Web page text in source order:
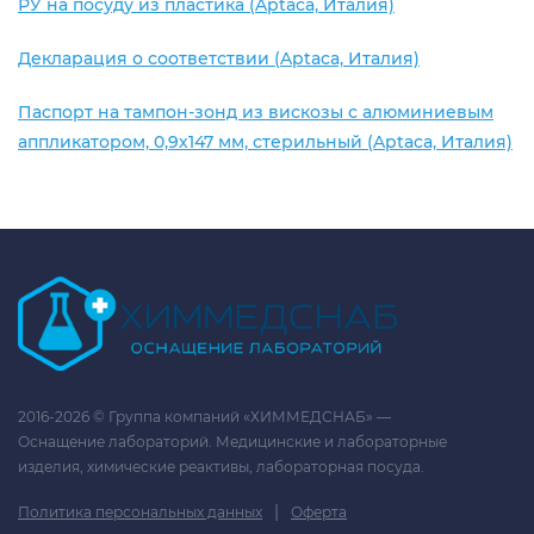
РУ на посуду из пластика (Aptaca, Италия)
Декларация о соответствии (Aptaca, Италия)
Паспорт на тампон-зонд из вискозы с алюминиевым
аппликатором, 0,9х147 мм, стерильный (Aptaca, Италия)
2016-2026 © Группа компаний «ХИММЕДСНАБ» —
Оснащение лабораторий. Медицинские и лабораторные
изделия, химические реактивы, лабораторная посуда.
Политика персональных данных | Оферта